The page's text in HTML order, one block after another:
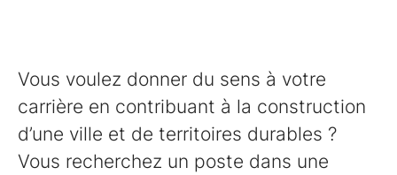
Vous voulez donner du sens à votre
carrière en contribuant à la construction
d’une ville et de territoires durables ?
Vous recherchez un poste dans une